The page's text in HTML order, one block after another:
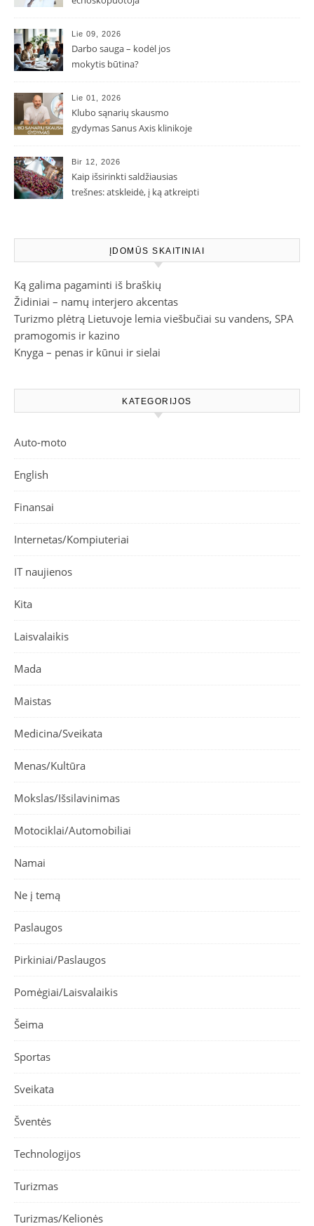
Lie 09, 2026
Darbo sauga – kodėl jos
mokytis būtina?
Lie 01, 2026
Klubo sąnarių skausmo
gydymas Sanus Axis klinikoje
Bir 12, 2026
Kaip išsirinkti saldžiausias
trešnes: atskleidė, į ką atkreipti
ĮDOMŪS SKAITINIAI
Ką galima pagaminti iš braškių
Židiniai – namų interjero akcentas
Turizmo plėtrą Lietuvoje lemia viešbučiai su vandens, SPA
pramogomis ir kazino
Knyga – penas ir kūnui ir sielai
KATEGORIJOS
Auto-moto
English
Finansai
Internetas/Kompiuteriai
IT naujienos
Kita
Laisvalaikis
Mada
Maistas
Medicina/Sveikata
Menas/Kultūra
Mokslas/Išsilavinimas
Motociklai/Automobiliai
Namai
Ne į temą
Paslaugos
Pirkiniai/Paslaugos
Pomėgiai/Laisvalaikis
Šeima
Sportas
Sveikata
Šventės
Technologijos
Turizmas
Turizmas/Kelionės